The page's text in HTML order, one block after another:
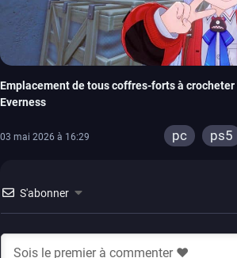
Emplacement de tous coffres-forts à
Everness
03 mai 2026 à 16:29 pc ps5
S'abonner